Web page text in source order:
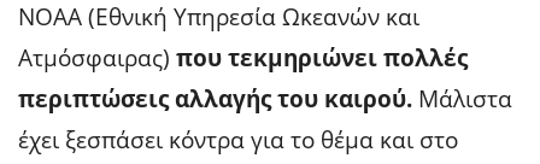
NOAA (Εθνική Υπηρεσία Ωκεανών και
Ατμόσφαιρας) που τεκμηριώνει πολλές
περιπτώσεις αλλαγής του καιρού. Μάλιστα
έχει ξεσπάσει κόντρα για το θέμα και στο